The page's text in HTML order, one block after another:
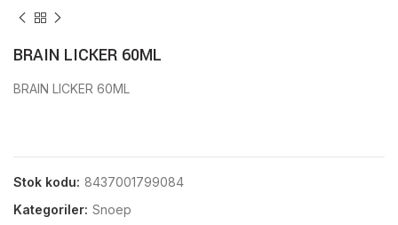
BRAIN LICKER 60ML
BRAIN LICKER 60ML
Stok kodu: 8437001799084
Kategoriler: Snoep